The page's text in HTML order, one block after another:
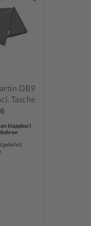
von 5 Sternen
DB9
Tasche
klappbar)